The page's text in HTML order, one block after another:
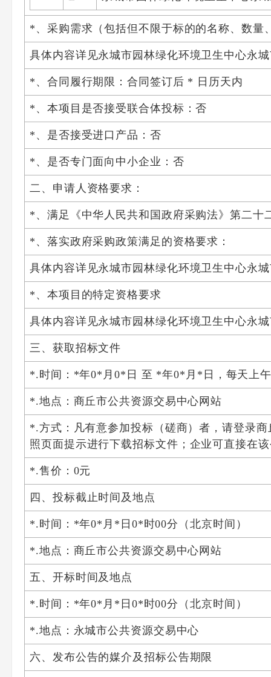
*、采购需求（包括但不限于标的的名称、数量
具体内容详见永城市园林绿化环境卫生中心永
*、合同履行期限：合同签订后 * 日历天内
*、本项目是否接受联合体投标：否
*、是否接受进口产品：否
*、是否专门面向中小企业：否
二、申请人资格要求：
*、满足《中华人民共和国政府采购法》第二十
*、落实政府采购政策满足的资格要求：
具体内容详见永城市园林绿化环境卫生中心永
*、本项目的特定资格要求
具体内容详见永城市园林绿化环境卫生中心永
三、获取招标文件
*.时间：*年0*月0*日 至 *年0*月*日，每天上
*.地点：商丘市公共资源交易中心网站
*.方式：凡有意参加投标（磋商）者，请登录
照页面提示进行下载招标文件；企业可直接在
*.售价：0元
四、投标截止时间及地点
*.时间：*年0*月*日0*时00分（北京时间）
*.地点：商丘市公共资源交易中心网站
五、开标时间及地点
*.时间：*年0*月*日0*时00分（北京时间）
*.地点：永城市公共资源交易中心
六、发布公告的媒介及招标公告期限